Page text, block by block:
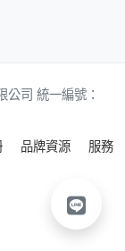
司 統一編號：
品牌資源
服務